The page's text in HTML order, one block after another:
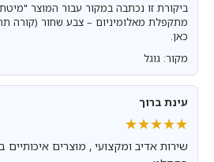
ביקורת זו נכתבה במקור עבור המוצר "מיטת
מתקפלת מאלומיניום – צבע שחור (קורה
כאן.
מקור: גוגל
עינת ברוך
★★★★★
★★★★★
שירות אדיב ומקצועי , מוצרים